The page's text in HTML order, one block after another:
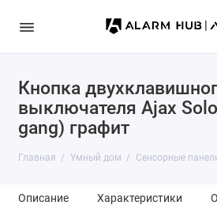
Кнопка
выключателя Ajax
gang) графит
Главная Умный дом Сенсорные
Описание Характеристики